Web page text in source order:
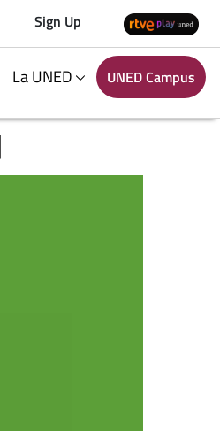
Sign Up
La UNED UNED Campus